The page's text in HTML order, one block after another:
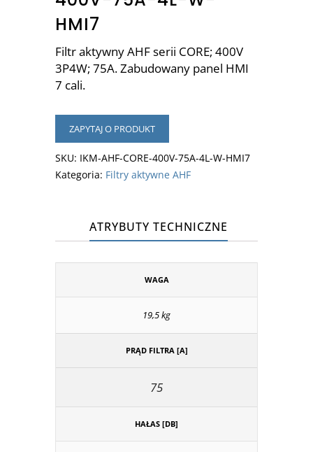
HMI7
Filtr aktywny AHF serii CORE; 400V
3P4W; 75A. Zabudowany panel HMI
7 cali.
ZAPYTAJ O PRODUKT
SKU: IKM-AHF-CORE-400V-75A-4L-W-HMI7
Kategoria: Filtry aktywne AHF
ATRYBUTY TECHNICZNE
WAGA
19,5 kg
PRĄD FILTRA [A]
75
HAŁAS [DB]